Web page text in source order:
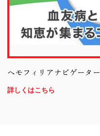
ヘモフィリアナビゲーター
詳しくはこちら